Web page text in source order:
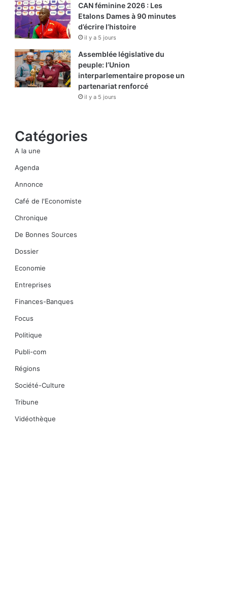
CAN féminine 2026 : Les
Etalons Dames à 90 minutes
d’écrire l’histoire
il y a 5 jours
Assemblée législative du
peuple: l’Union
interparlementaire propose un
partenariat renforcé
il y a 5 jours
Catégories
A la une
Agenda
Annonce
Café de l'Economiste
Chronique
De Bonnes Sources
Dossier
Economie
Entreprises
Finances-Banques
Focus
Politique
Publi-com
Régions
Société-Culture
Tribune
Vidéothèque